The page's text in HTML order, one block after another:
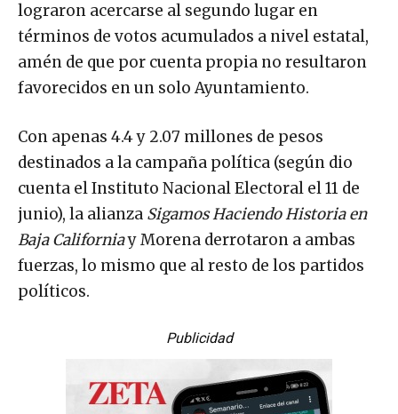
lograron acercarse al segundo lugar en
términos de votos acumulados a nivel estatal,
amén de que por cuenta propia no resultaron
favorecidos en un solo Ayuntamiento.
Con apenas 4.4 y 2.07 millones de pesos
destinados a la campaña política (según dio
cuenta el Instituto Nacional Electoral el 11 de
junio), la alianza Sigamos Haciendo Historia en
Baja Californiay Morena derrotaron a ambas
fuerzas, lo mismo que al resto de los partidos
políticos.
Publicidad